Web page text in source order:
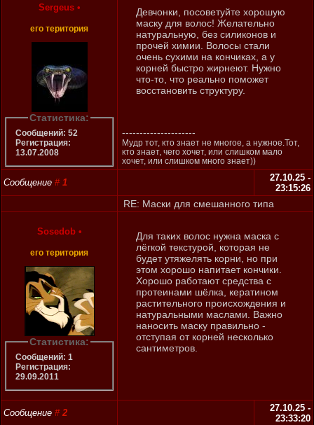
Sergeus •
его територия
Статистика:
Сообщений: 52
Регистрация:
13.07.2008
Девчонки, посоветуйте хорошую
маску для волос! Желательно
натуральную, без силиконов и
прочей химии. Волосы стали
очень сухими на кончиках, а у
корней быстро жирнеют. Нужно
что-то, что реально поможет
восстановить структуру.
---------------------
Мудр тот, кто знает не многое, а нужное.Тот,
кто знает, чего хочет, или слишком мало
хочет, или слишком много знает))
Сообщение # 1
27.10.25 -
23:15:26
RE: Маски для смешанного типа
Sosedob •
его територия
Статистика:
Сообщений: 1
Регистрация:
29.09.2011
Для таких волос нужна маска с
лёгкой текстурой, которая не
будет утяжелять корни, но при
этом хорошо напитает кончики.
Хорошо работают средства с
протеинами шёлка, кератином
растительного происхождения и
натуральными маслами. Важно
наносить маску правильно -
отступая от корней несколько
сантиметров.
Сообщение # 2
27.10.25 -
23:33:20